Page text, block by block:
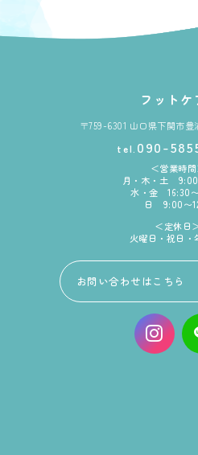
フットケ
〒759-6301 山口県下関市豊
tel. 090-
営業時間
月・木・土 9:00
水・金 16:30
日 9:00〜
定休日
火曜日・祝日・
お問い合わせはこちら